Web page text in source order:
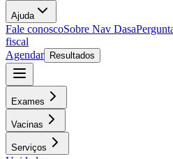
Ajuda
Fale conoscoSobre Nav Dasa
fiscal
Agendar
Resultados
Exames
Vacinas
Serviços